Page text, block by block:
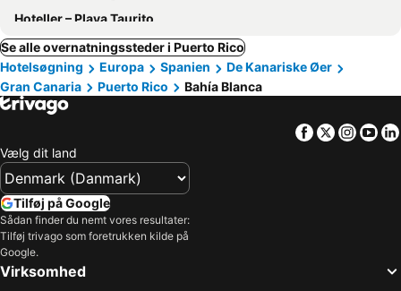
Hoteller – Playa Taurito
Se alle overnatningssteder i Puerto Rico
Hotelsøgning
Europa Spanien
De Kanariske Øer
Gran Canaria
Puerto Rico Bahía Blanca
Facebook
Twitter
Vælg dit land
Tilføj på Google
Sådan finder du nemt vores resultater:
Tilføj trivago som foretrukken kilde på
Google.
Virksomhed